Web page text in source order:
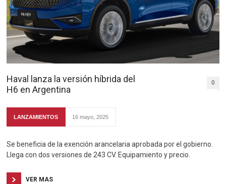
Haval lanza la versión híbrida del
H6 en Argentina
0
LANZAMIENTOS 16 mayo, 2025
Se beneficia de la exención arancelaria aprobada por el gobierno.
Llega con dos versiones de 243 CV. Equipamiento y precio.
VER MAS